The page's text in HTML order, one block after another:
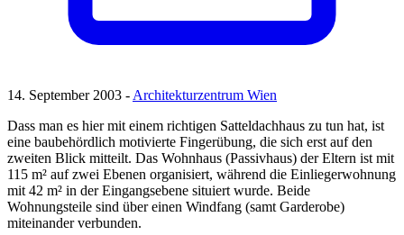
14. September 2003 -Architekturzentrum Wien
Dass man es hier mit einem richtigen Satteldachhaus zu tun hat, ist
eine baubehördlich motivierte Fingerübung, die sich erst auf den
zweiten Blick mitteilt. Das Wohnhaus (Passivhaus) der Eltern ist mit
115 m² auf zwei Ebenen organisiert, während die Einliegerwohnung
mit 42 m² in der Eingangsebene situiert wurde. Beide
Wohnungsteile sind über einen Windfang (samt Garderobe)
miteinander verbunden.